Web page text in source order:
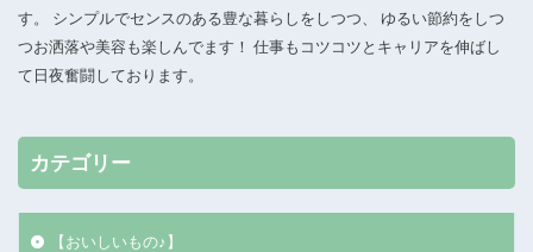
す。 シンプルでセンスのある豊な暮らしをしつつ、 ゆるい節約をしつ
つお洒落や美容も楽しんでます！ 仕事もコツコツとキャリアを伸ばし
て日夜奮闘しております。
カテゴリー
【おいしいもの♪】